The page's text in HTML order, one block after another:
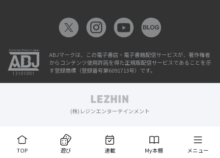
TOP 遊び 連載 My本棚 メニュー
ABJマークは、この電子書店・電子書籍配信サービスが、著作権者
からコンテンツ使用許諾を得た正規版配信サービスであることを示
す登録商標（登録番号第6091713号）です。
(株)レジンエンターテインメント